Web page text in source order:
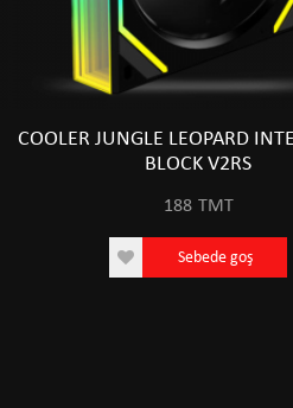
COOLER JUNGLE LEOPARD
BLOCK V2RS
188 TMT
Sebede goş